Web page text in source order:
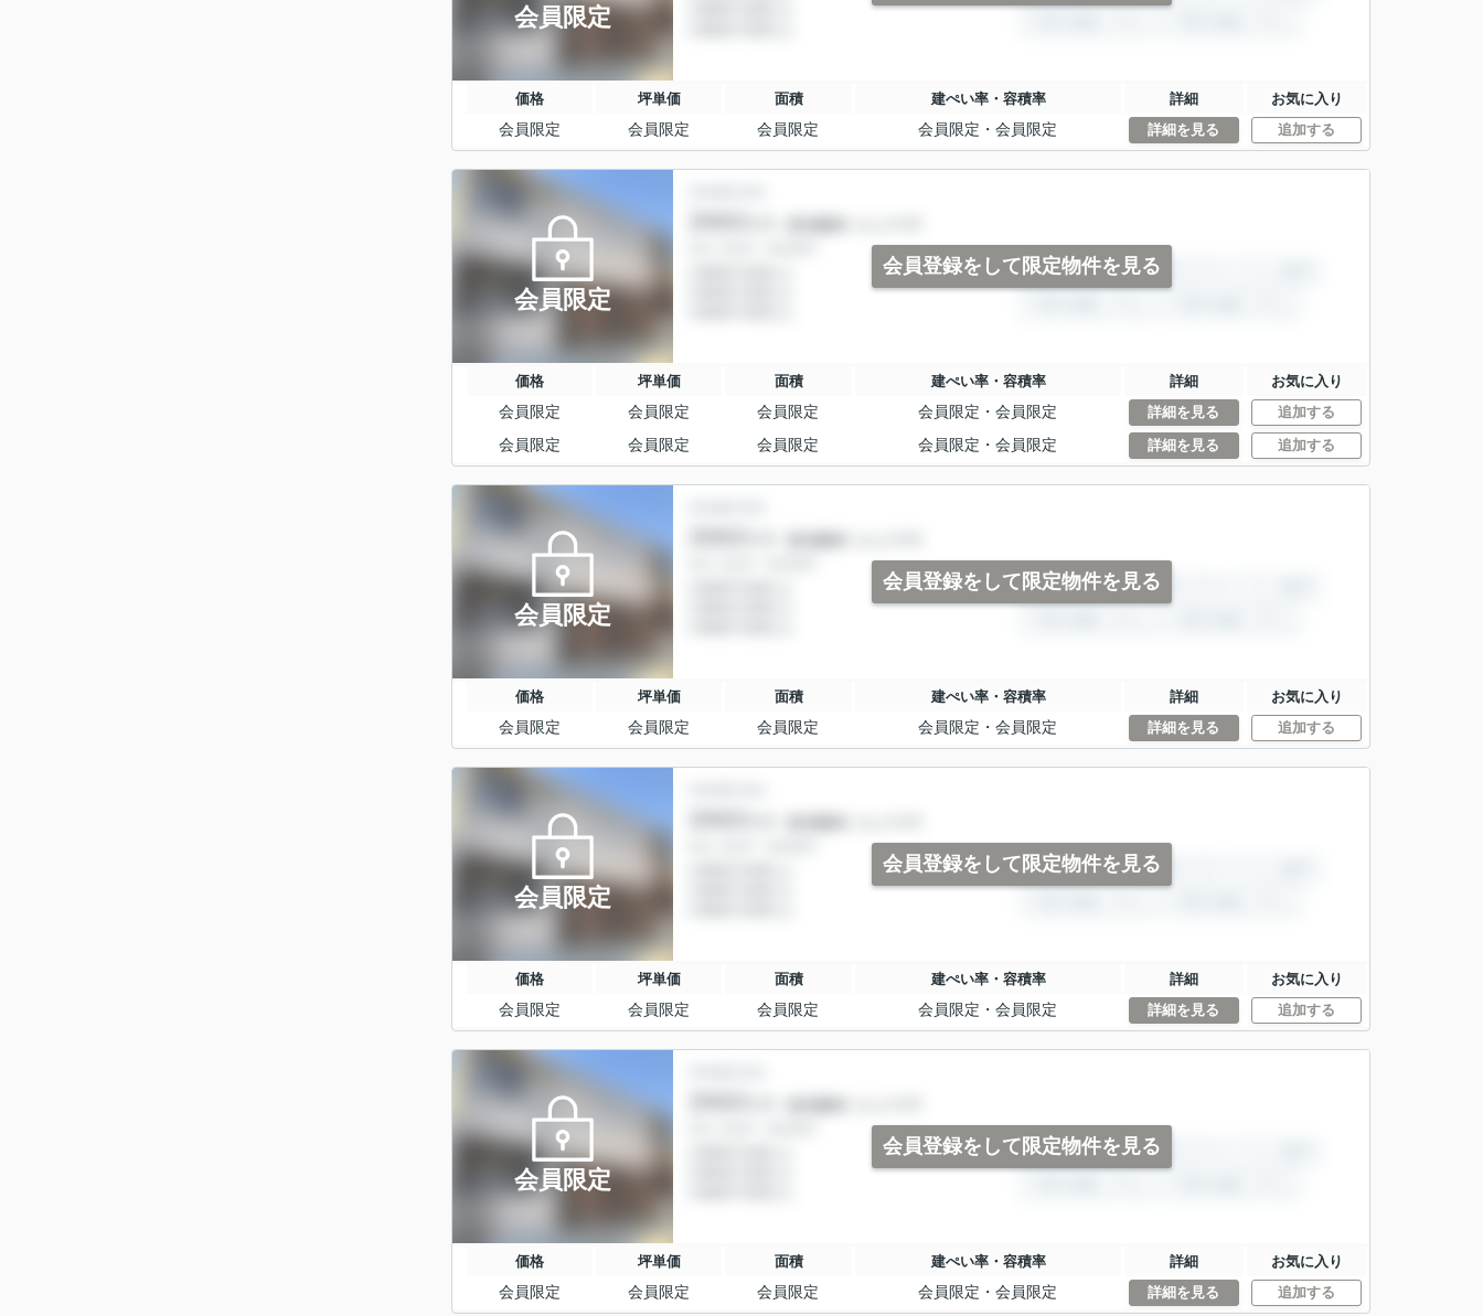
会員限定
価格 坪単価 面積 建ぺい率・容積率 詳細 お気に入り
会員限定 会員限定 会員限定 会員限定 ・ 会員限定 詳細を見る 追加する
会員限定
会員登録をして限定物件を見る
価格 坪単価 面積 建ぺい率・容積率 詳細 お気に入り
会員限定 会員限定 会員限定 会員限定 ・ 会員限定 詳細を見る 追加する
会員限定 会員限定 会員限定 会員限定 ・ 会員限定 詳細を見る 追加する
会員限定
会員登録をして限定物件を見る
価格 坪単価 面積 建ぺい率・容積率 詳細 お気に入り
会員限定 会員限定 会員限定 会員限定 ・ 会員限定 詳細を見る 追加する
会員限定
会員登録をして限定物件を見る
価格 坪単価 面積 建ぺい率・容積率 詳細 お気に入り
会員限定 会員限定 会員限定 会員限定 ・ 会員限定 詳細を見る 追加する
会員限定
会員登録をして限定物件を見る
価格 坪単価 面積 建ぺい率・容積率 詳細 お気に入り
会員限定 会員限定 会員限定 会員限定 ・ 会員限定 詳細を見る 追加する